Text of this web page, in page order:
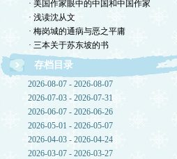
· 美国作家眼中的中国和中国作家
· 浅读沈从文
· 梅岗城的通病与恶之平庸
· 三本关于苏东坡的书
存档目录
2026-08-07 - 2026-08-07
2026-07-03 - 2026-07-31
2026-06-07 - 2026-06-26
2026-05-01 - 2026-05-07
2026-04-03 - 2026-04-24
2026-03-07 - 2026-03-27